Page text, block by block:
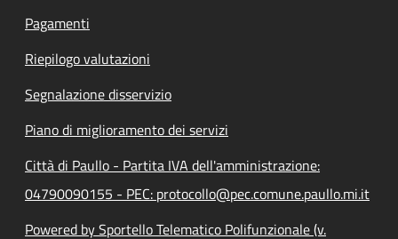
Pagamenti
Riepilogo valutazioni
Segnalazione disservizio
Piano di miglioramento dei servizi
Città di Paullo - Partita IVA dell'amministrazione:
04790090155 - PEC: protocollo@pec.comune.paullo.mi.it
Powered by Sportello Telematico Polifunzionale (v.